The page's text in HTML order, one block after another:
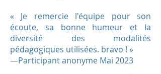
« Je remercie l'équipe pour son
écoute, sa bonne humeur et la
diversité des modalités
pédagogiques utilisées. bravo ! »
—Participant anonyme Mai 2023